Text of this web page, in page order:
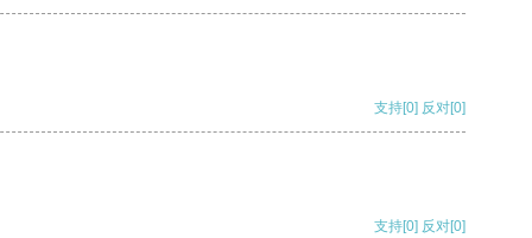
支持[0] 反对[0]
支持[0] 反对[0]